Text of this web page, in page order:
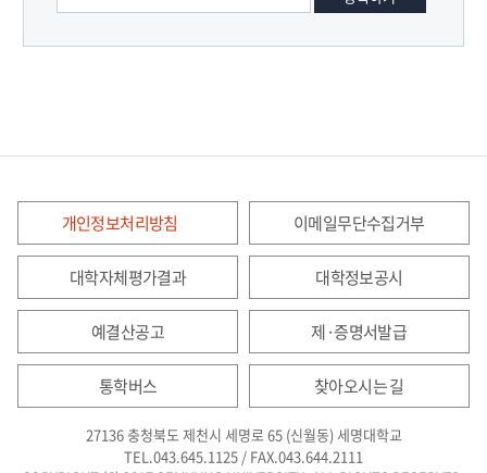
개인정보처리방침 이메일무단수집거부
대학자체평가결과 대학정보공시
예결산공고 제·증명서발급
통학버스 찾아오시는 길
27136 충청북도 제천시 세명로 65 (신월동) 세명대학교
TEL.043.645.1125 / FAX.043.644.2111